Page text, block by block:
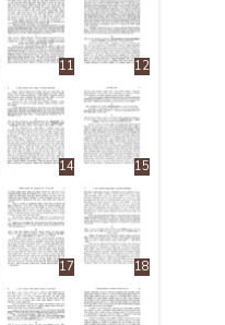
11 12
14 15
17 18